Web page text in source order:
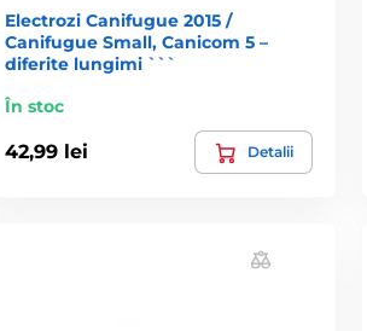
Electrozi Canifugue 2015 /
Canifugue Small, Canicom 5 –
diferite lungimi ```
În stoc
42,99 lei Detalii